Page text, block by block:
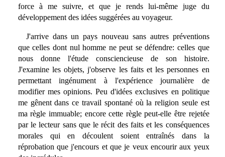
force à me suivre, et que je rends lui-même juge du
développement des idées suggérées au voyageur.
J'arrive dans un pays nouveau sans autres préventions
que celles dont nul homme ne peut se défendre: celles que
nous donne l'étude consciencieuse de son histoire.
J'examine les objets, j'observe les faits et les personnes en
permettant ingénument à l'expérience journalière de
modifier mes opinions. Peu d'idées exclusives en politique
me gênent dans ce travail spontané où la religion seule est
ma règle immuable; encore cette règle peut-elle être rejetée
par le lecteur sans que le récit des faits et les conséquences
morales qui en découlent soient entraînés dans la
réprobation que j'encours et que je veux encourir aux yeux